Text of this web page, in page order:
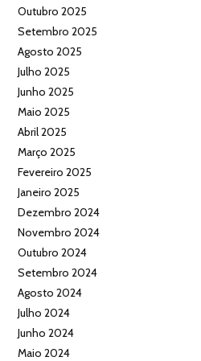
Outubro 2025
Setembro 2025
Agosto 2025
Julho 2025
Junho 2025
Maio 2025
Abril 2025
Março 2025
Fevereiro 2025
Janeiro 2025
Dezembro 2024
Novembro 2024
Outubro 2024
Setembro 2024
Agosto 2024
Julho 2024
Junho 2024
Maio 2024